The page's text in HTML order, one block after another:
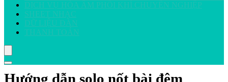
DỊCH VỤ HÒA ÂM PHỐI KHÍ CHUYÊN NGHIỆP
SHEET NHẠC
DỮ LIỆU ĐÀN
THANH TOÁN
Hướng dẫn solo nốt bài đêm